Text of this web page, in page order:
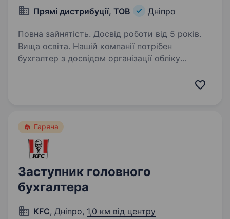
Прямі дистрибуції, ТОВ Дніпро
Повна зайнятість. Досвід роботи від 5 років.
Вища освіта. Нашій компанії потрібен
бухгалтер з досвідом організації обліку
в гуртовій торгівлі буде перевагою. Вимоги:
Гаряча
Заступник головного
бухгалтера
KFC, Дніпро, 1,0 км від центру